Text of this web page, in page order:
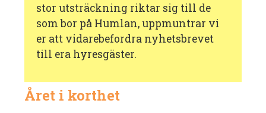
stor utsträckning riktar sig till de
som bor på Humlan, uppmuntrar vi
er att vidarebefordra nyhetsbrevet
till era hyresgäster.
Året i korthet